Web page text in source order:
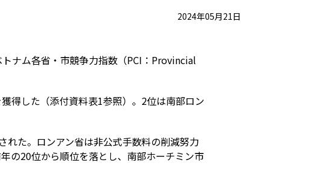
2024年05月21日
ナム各省・市競争力指数（PCI：Provincial
得した（添付資料表1参照）。2位は南部ロン
れた。ロンアン省は非公式手数料の削減努力
の20位から順位を落とし、南部ホーチミン市